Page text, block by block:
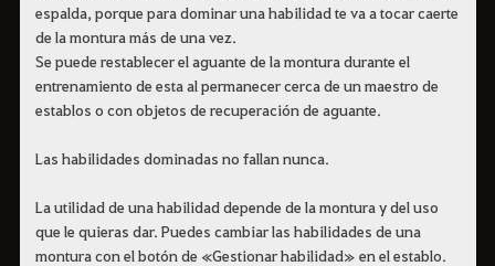
espalda, porque para dominar una habilidad te va a tocar caerte
de la montura más de una vez.
Se puede restablecer el aguante de la montura durante el
entrenamiento de esta al permanecer cerca de un maestro de
establos o con objetos de recuperación de aguante.
Las habilidades dominadas no fallan nunca.
La utilidad de una habilidad depende de la montura y del uso
que le quieras dar. Puedes cambiar las habilidades de una
montura con el botón de «Gestionar habilidad» en el establo.